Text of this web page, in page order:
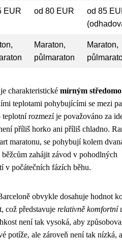
EUR od 80 EUR
od 85
Maraton,
půlmaraton
Maraton,
charakteristické mírným
teplotami pohybujícími se mezi
rozmezí je považováno za
příliš horko ani příliš chladno.
maratonu, se pohybují kolem
zahájit závod v pohodlných
v počátečních fázích běhu.
obvykle dosahuje hodnot
což představuje relativně komfortní
není tak vysoká, aby
potíže, ale zároveň není tak nízká,